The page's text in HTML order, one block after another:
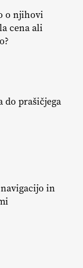
je pridelava
in
za slovenske
#IMCAP #CAP
o njihovi
cena ali
do prašičjega
in